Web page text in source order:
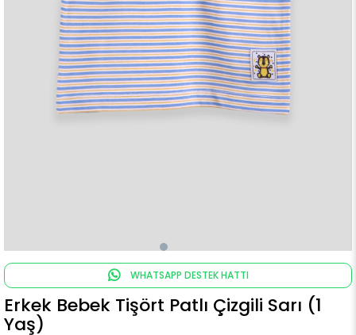
WHATSAPP DESTEK HATTI
Erkek Bebek Tişört Patlı Çizgili Sarı (1
Yaş)